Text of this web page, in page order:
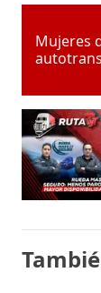
Mujeres